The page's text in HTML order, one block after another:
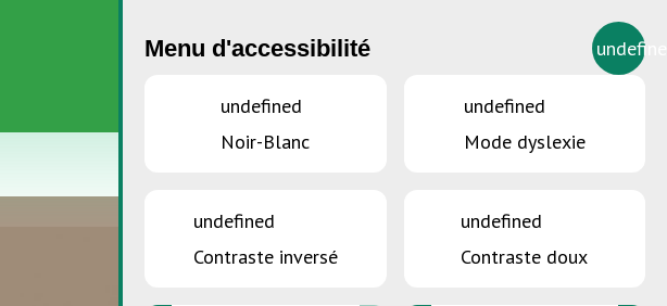
FR
Menu d'accessibilité
undefined
Noir-Blanc
undefined
Mode dyslexie
undefined
Contraste inversé
undefined
Contraste doux